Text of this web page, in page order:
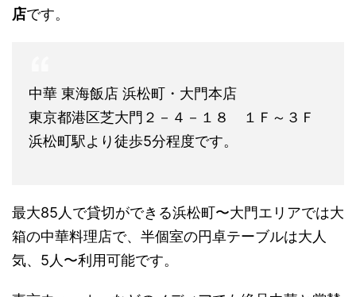
店です。
中華 東海飯店 浜松町・大門本店
東京都港区芝大門２－４－１８ １Ｆ～３Ｆ
浜松町駅より徒歩5分程度です。
最大85人で貸切ができる浜松町〜大門エリアでは大
箱の中華料理店で、半個室の円卓テーブルは大人
気、5人〜利用可能です。